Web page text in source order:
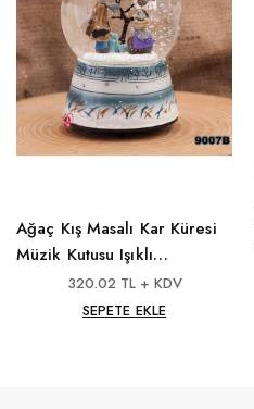
Ağaç Kış Masalı Kar Küresi
Müzik Kutusu Işıklı
Püskürtmeli320.02 TL + KDV
SEPETE EKLE